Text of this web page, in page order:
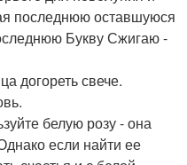
последнюю оставшуюся
Букву Сжигаю -
догореть свече.
белую розу - она
если найти ее